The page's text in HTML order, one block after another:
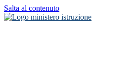
Salta al contenuto